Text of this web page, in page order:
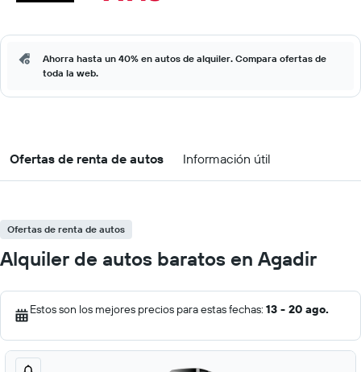
Ahorra hasta un 40% en autos de alquiler. Compara ofertas de
toda la web.
Ofertas de renta de autos Información útil
Ofertas de renta de autos
Alquiler de autos baratos en Agadir
Estos son los mejores precios para estas fechas: 13 - 20 ago.